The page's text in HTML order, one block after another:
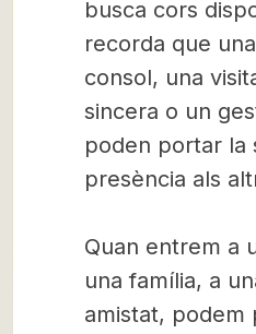
busca cors
recorda que
consol, una
sincera o un
poden portar la
presència als
Quan entrem a
una família, a
amistat, podem